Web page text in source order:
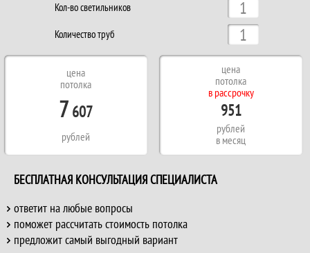
Кол-во светильников
Количество труб
цена
потолка
7 607
рублей
цена
потолка
в рассрочку
951
рублей
в месяц
БЕСПЛАТНАЯ КОНСУЛЬТАЦИЯ СПЕЦИАЛИСТА
ответит на любые вопросы
поможет рассчитать стоимость потолка
предложит самый выгодный вариант